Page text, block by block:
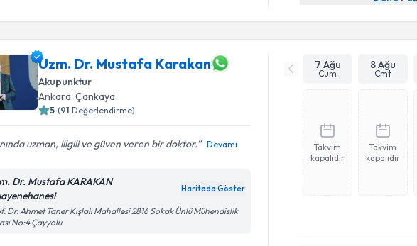
Uzm. Dr. Mustafa Karakan
Akupunktur
Ankara, Çankaya
5 (91 Değerlendirme)
uzman, iilgili ve güven veren bir doktor. Devamı
Dr. Mustafa KARAKAN
Haritada Göster
Dr. Ahmet Taner Kışlalı Mahallesi 2816 Sokak Ünlü Mühendislik
No:4 Çayyolu
7 Ağu
Cum
8 Ağu
Cmt
Takvim
kapalıdır
Takvim
kapalıdır